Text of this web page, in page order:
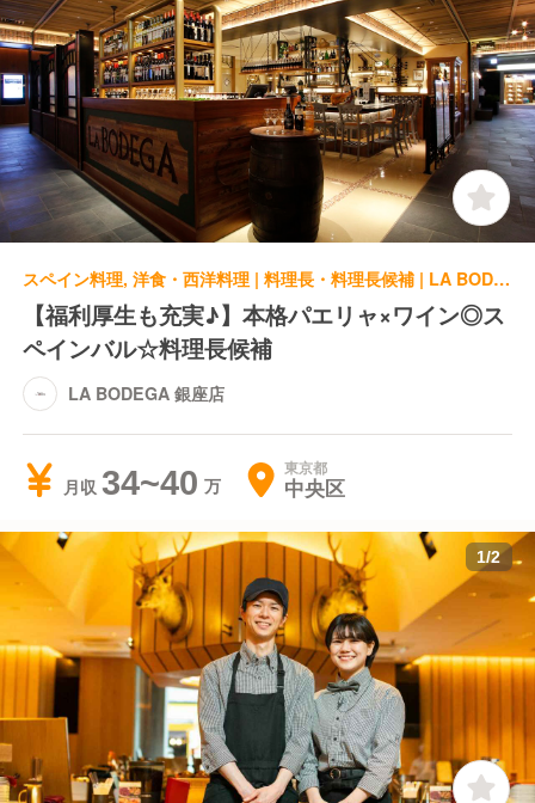
スペイン料理, 洋食・西洋料理 | 料理長・料理長候補 | LA BODEGA 銀座店
【福利厚生も充実♪】本格パエリャ×ワイン◎ス
ペインバル☆料理長候補
LA BODEGA 銀座店
月収 34~40 東京都
中央区
1/2